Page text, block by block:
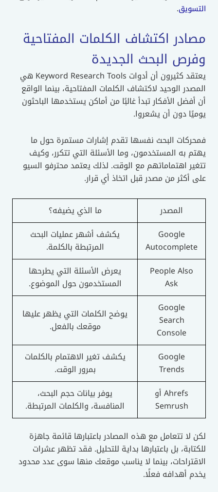
التسويق.
مصادر اكتشاف الكلمات المفتاحية
وفرص البحث الجديدة
يعتقد كثيرون أن أدوات Keyword Research Tools هي
المصدر الوحيد لاكتشاف الكلمات المفتاحية، بينما الواقع
أن أفضل الأفكار تبدأ غالبًا من أماكن يستخدمها الباحثون
يوميًا دون أن يشعروا.
فمحركات البحث نفسها تقدم إشارات مستمرة حول ما
يهتم به المستخدمون، وما الأسئلة التي تتكرر، وكيف
تتغير اهتماماتهم مع الوقت. لذلك يعتمد محترفو السيو
على أكثر من مصدر قبل اتخاذ أي قرار.
المصدر
ما الذي يضيفه؟
Google
Autocomplete
يكشف أشهر عمليات البحث
المرتبطة بالكلمة.
People Also
Ask
يعرض الأسئلة التي يطرحها
المستخدمون حول الموضوع.
Google
Search
Console
يوضح الكلمات التي يظهر عليها
موقعك بالفعل.
Google
Trends
يكشف تغير الاهتمام بالكلمات
بمرور الوقت.
Ahrefs أو
Semrush
يوفر بيانات حجم البحث،
المنافسة، والكلمات المرتبطة.
لكن لا تتعامل مع هذه المصادر باعتبارها قائمة جاهزة
للكتابة، بل باعتبارها بداية للتحليل. فقد تظهر عشرات
الاقتراحات، بينما لا يناسب موقعك منها سوى عدد محدود
يخدم أهدافه فعلًا.